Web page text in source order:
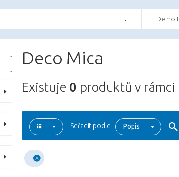
Demo
Deco Mica
Existuje 0 produktů v rámci
Seřadit podle Popis